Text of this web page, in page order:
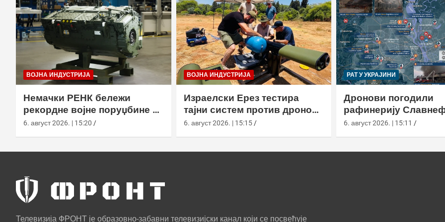
ВОЈНА ИНДУСТРИЈА
Немачки РЕНК бележи
рекордне војне поруџбине у
2026. години
6. август 2026. | 15:20
ВОЈНА ИНДУСТРИЈА
Израелски Ерез тестира
тајни систем против дронова
са капсулом и лансером
6. август 2026. | 15:15
РАТ У УКРАЈИНИ
Дронови погодили
рафинерију
ЈАНОС у Јарослављу
6. август 2026. | 15:11
Телевизија ФРОНТ је образовно-забавни телевизијски канал који се посвећује